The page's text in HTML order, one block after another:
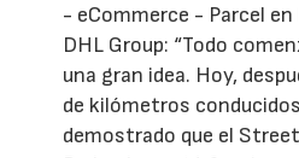
- eCommerce - Parcel
DHL Group: “Todo
una gran idea. Hoy,
de kilómetros
demostrado que el